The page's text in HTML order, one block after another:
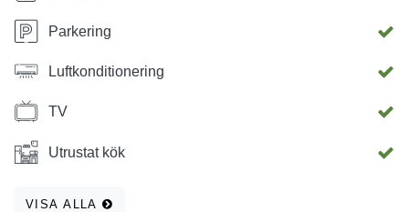
Parkering
Luftkonditionering
TV
Utrustat kök
VISA ALLA